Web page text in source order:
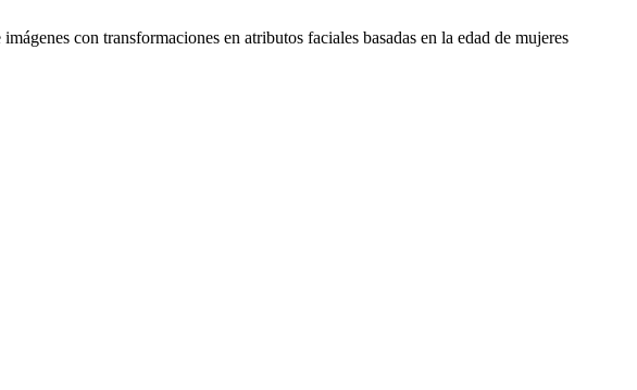
con transformaciones en atributos faciales basadas en la edad de mujeres